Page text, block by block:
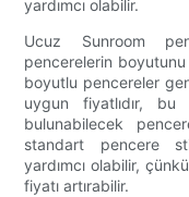
yardımcı olabilir.
Ucuz Sunroom
pencerelerin
boyutlu pencereler
uygun fiyatlıdır, bu
bulunabilecek
standart pencere
yardımcı olabilir,
fiyatı artırabilir.